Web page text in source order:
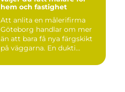
hem och fastighet
Att anlita en målerifirma
Göteborg handlar om mer
än att bara få nya färgskikt
på väggarna. En dukti...